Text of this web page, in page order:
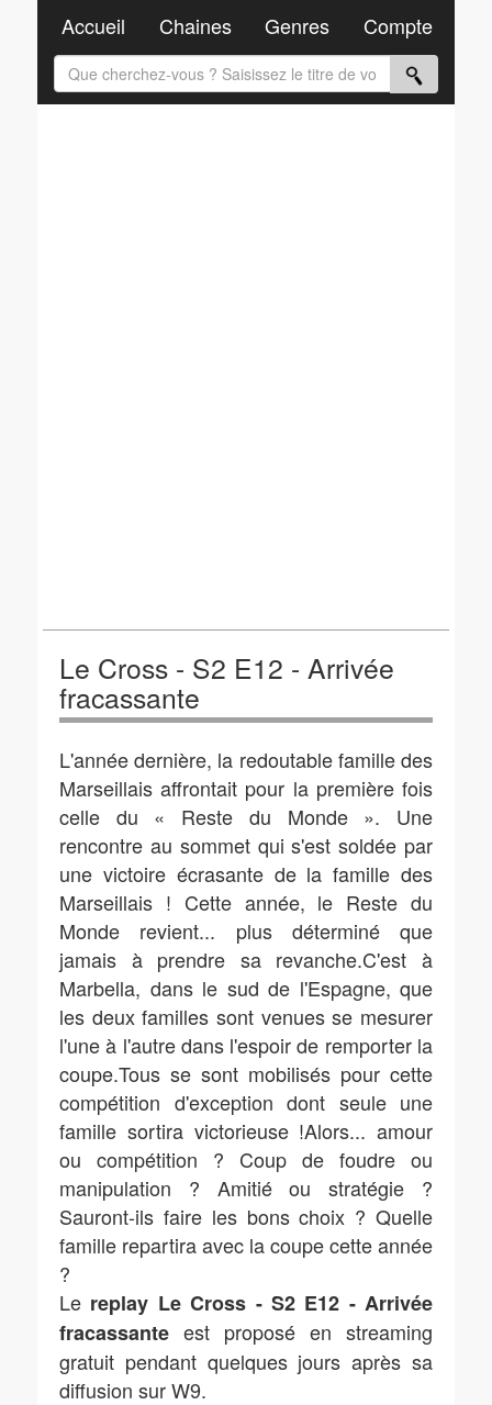
Le Cross - S2 E12 - Arrivée
fracassante
L'année dernière, la redoutable famille des
Marseillais affrontait pour la première fois
celle du « Reste du Monde ». Une
rencontre au sommet qui s'est soldée par
une victoire écrasante de la famille des
Marseillais ! Cette année, le Reste du
Monde revient... plus déterminé que
jamais à prendre sa revanche.C'est à
Marbella, dans le sud de l'Espagne, que
les deux familles sont venues se mesurer
l'une à l'autre dans l'espoir de remporter la
coupe.Tous se sont mobilisés pour cette
compétition d'exception dont seule une
famille sortira victorieuse !Alors... amour
ou compétition ? Coup de foudre ou
manipulation ? Amitié ou stratégie ?
Sauront-ils faire les bons choix ? Quelle
famille repartira avec la coupe cette année
?
Le replay Le Cross - S2 E12 - Arrivée
fracassante est proposé en streaming
gratuit pendant quelques jours après sa
diffusion sur W9.
Accueil Chaines Genres Compte